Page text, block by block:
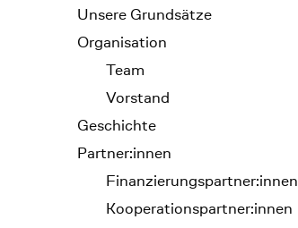
Unsere Grundsätze
Organisation
Team
Vorstand
Geschichte
Partner:innen
Finanzierungspartner:innen
Kooperationspartner:innen